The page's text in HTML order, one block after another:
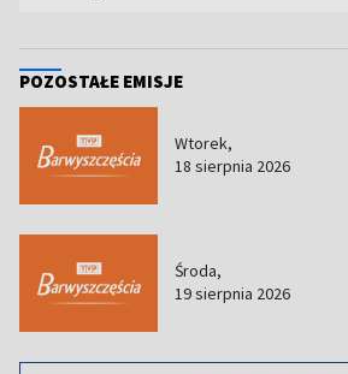
POZOSTAŁE EMISJE
Wtorek,
18 sierpnia 2026
Środa,
19 sierpnia 2026